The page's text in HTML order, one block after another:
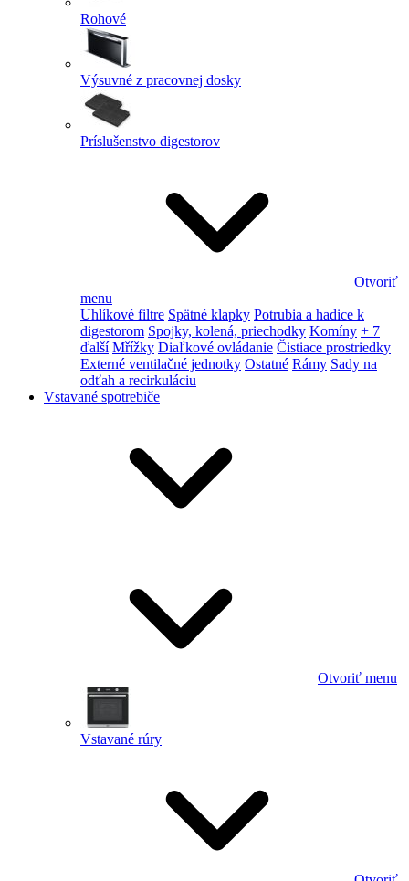
Rohové
Výsuvné z pracovnej dosky
Príslušenstvo digestorov
Otvoriť
menu
Uhlíkové filtre Spätné klapky Potrubia a hadice k
digestorom Spojky, kolená, priechodky Komíny + 7
ďalší Mřížky Diaľkové ovládanie Čistiace prostriedky
Externé ventilačné jednotky Ostatné Rámy Sady na
odťah a recirkuláciu
Vstavané spotrebiče
Otvoriť menu
Vstavané rúry